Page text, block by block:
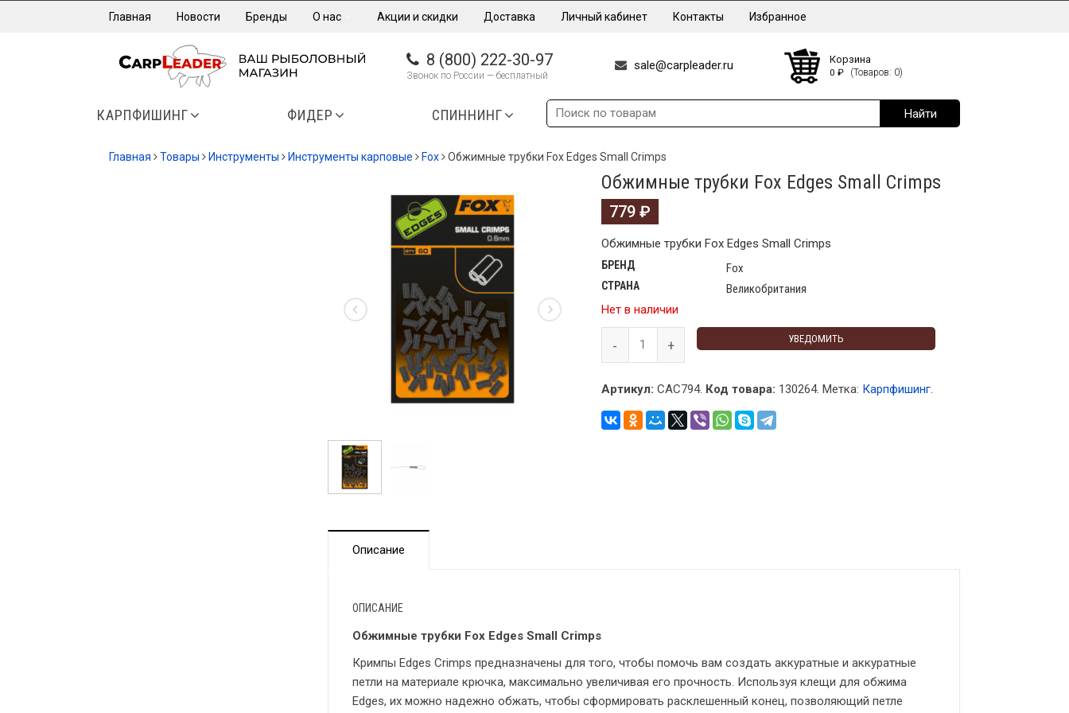
Главная Новости Бренды О нас Акции и скидки Доставка Личный кабинет Контакты Избранное
8 (800) 222-30-97
Звонок по России — бесплатный
sale@carpleader.ru Корзина
0 ₽ (Товаров: 0)
КАРПФИШИНГ ФИДЕР СПИННИНГ
Главная Товары Инструменты Инструменты карповые Fox Обжимные трубки Fox Edges Small Crimps
Обжимные трубки Fox Edges Small Crimps
779 ₽
Обжимные трубки Fox Edges Small Crimps
БРЕНД Fox
СТРАНА
Великобритания
Нет в наличии
УВЕДОМИТЬ
Артикул: CAC794. Код товара: 130264. Метка: Карпфишинг.
Описание
ОПИСАНИЕ
Обжимные трубки Fox Edges Small Crimps
Кримпы Edges Crimps предназначены для того, чтобы помочь вам создать аккуратные и аккуратные
петли на материале крючка, максимально увеличивая его прочность. Используя клещи для обжима
Edges, их можно надежно обжать, чтобы сформировать расклешенный конец, позволяющий петле